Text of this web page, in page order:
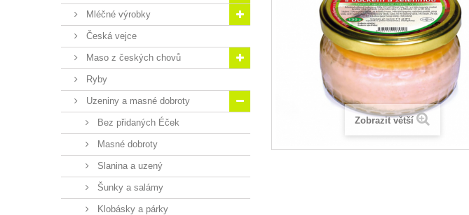
Mléčné výrobky
Česká vejce
Maso z českých chovů
Ryby
Uzeniny a masné dobroty
Bez přidaných Éček
Masné dobroty
Slanina a uzený
Šunky a salámy
Klobásky a párky
Zobrazit větší